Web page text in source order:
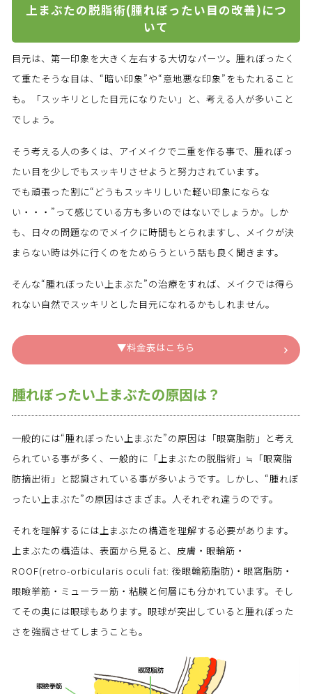
上まぶたの脱脂術(腫れぼったい目の改善)につ
いて
目元は、第一印象を大きく左右する大切なパーツ。腫れぼったく
て重たそうな目は、“暗い印象”や“意地悪な印象”をもたれること
も。「スッキリとした目元になりたい」と、考える人が多いこと
でしょう。
そう考える人の多くは、アイメイクで二重を作る事で、腫れぼっ
たい目を少しでもスッキリさせようと努力されています。
でも頑張った割に“どうもスッキリしいた軽い印象にならな
い・・・”って感じている方も多いのではないでしょうか。しか
も、日々の問題なのでメイクに時間もとられますし、メイクが決
まらない時は外に行くのをためらうという話も良く聞きます。
そんな“腫れぼったい上まぶた”の治療をすれば、メイクでは得ら
れない自然でスッキリとした目元になれるかもしれません。
▼料金表はこちら
腫れぼったい上まぶたの原因は？
一般的には“腫れぼったい上まぶた”の原因は「眼窩脂肪」と考え
られている事が多く、一般的に「上まぶたの脱脂術」≒「眼窩脂
肪摘出術」と認識されている事が多いようです。しかし、“腫れぼ
ったい上まぶた”の原因はさまざま。人それぞれ違うのです。
それを理解するには上まぶたの構造を理解する必要があります。
上まぶたの構造は、表面から見ると、皮膚・眼輪筋・
ROOF(retro-orbicularis oculi fat: 後眼輪筋脂肪)・眼窩脂肪・
眼瞼挙筋・ミューラー筋・粘膜と何層にも分かれています。そし
てその奥には眼球もあります。眼球が突出していると腫れぼった
さを強調させてしまうことも。